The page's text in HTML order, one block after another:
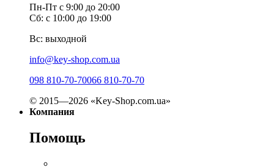
Пн-Пт с 9:00 до 20:00
Сб: с 10:00 до 19:00
Вс: выходной
info@key-shop.com.ua
098 810-70-70066 810-70-70
© 2015—2026 «Key-Shop.com.ua»
Компания
Помощь